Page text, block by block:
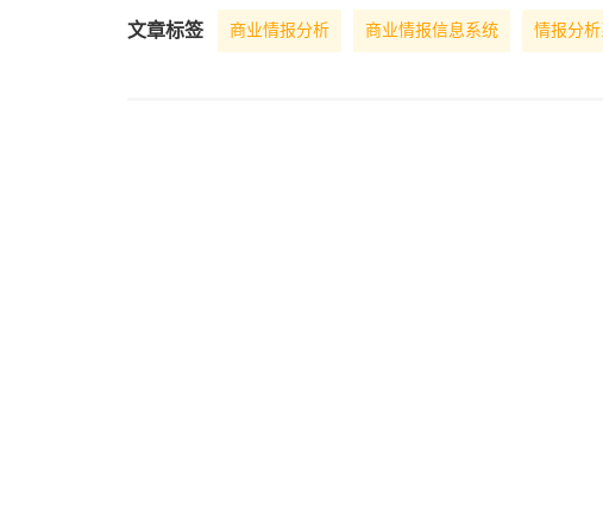
文章标签 商业情报分析 商业情报信息系统 情报分